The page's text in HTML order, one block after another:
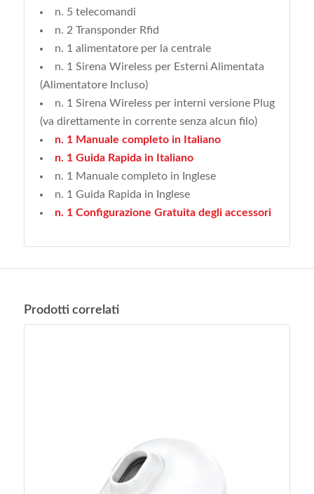
n. 5 telecomandi
n. 2 Transponder Rfid
n. 1 alimentatore per la centrale
n. 1 Sirena Wireless per Esterni Alimentata
(Alimentatore Incluso)
n. 1 Sirena Wireless per interni versione Plug
(va direttamente in corrente senza alcun filo)
n. 1 Manuale completo in Italiano
n. 1 Guida Rapida in Italiano
n. 1 Manuale completo in Inglese
n. 1 Guida Rapida in Inglese
n. 1 Configurazione Gratuita degli accessori
Prodotti correlati